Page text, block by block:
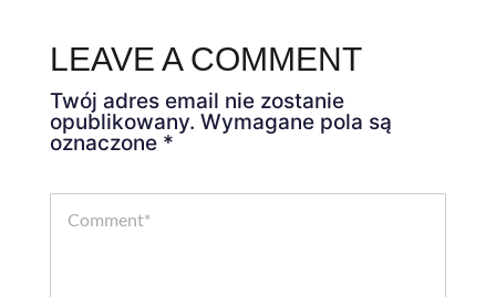
LEAVE A COMMENT
Twój adres email nie zostanie
opublikowany. Wymagane pola są
oznaczone *